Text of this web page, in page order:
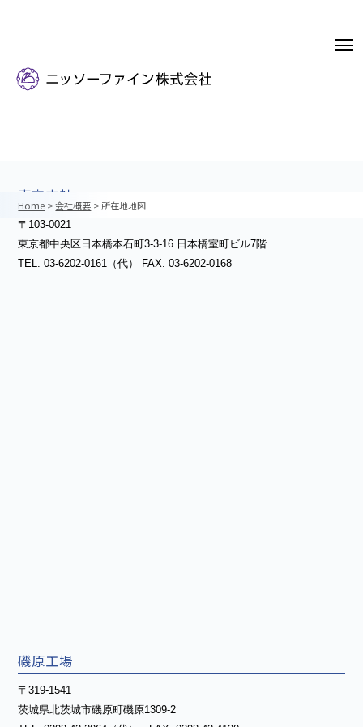
Home >会社概要 > 所在地地図
東京本社
〒103-0021
東京都中央区日本橋本石町3-3-16 日本橋室町ビル7階
TEL. 03-6202-0161（代） FAX. 03-6202-0168
磯原工場
〒319-1541
茨城県北茨城市磯原町磯原1309-2